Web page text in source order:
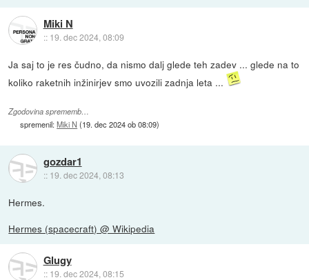
Miki N
:: 19. dec 2024, 08:09
Ja saj to je res čudno, da nismo dalj glede teh zadev ... glede na to
koliko raketnih inžinirjev smo uvozili zadnja leta ...
Zgodovina sprememb…
spremenil:Miki N(19. dec 2024 ob 08:09)
gozdar1
:: 19. dec 2024, 08:13
Hermes.
Hermes (spacecraft) @ Wikipedia
Glugy
:: 19. dec 2024, 08:15